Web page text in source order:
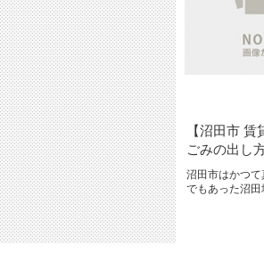
【沼田市
ごみの出し
沼田市はかつ
でもあった沼